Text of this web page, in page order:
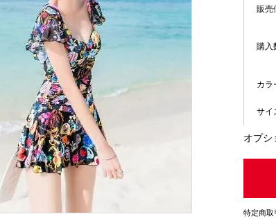
販売
購入
カラ
サイ
オプシ
特定商取